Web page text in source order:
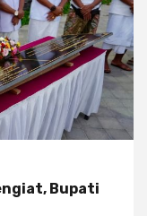
Bupati